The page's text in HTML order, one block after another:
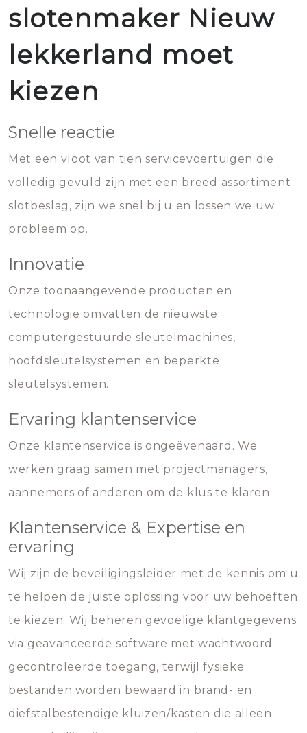
slotenmaker Nieuw
lekkerland moet
kiezen
Snelle reactie
Met een vloot van tien servicevoertuigen die
volledig gevuld zijn met een breed assortiment
slotbeslag, zijn we snel bij u en lossen we uw
probleem op.
Innovatie
Onze toonaangevende producten en
technologie omvatten de nieuwste
computergestuurde sleutelmachines,
hoofdsleutelsystemen en beperkte
sleutelsystemen.
Ervaring klantenservice
Onze klantenservice is ongeëvenaard. We
werken graag samen met projectmanagers,
aannemers of anderen om de klus te klaren.
Klantenservice & Expertise en
ervaring
Wij zijn de beveiligingsleider met de kennis om u
te helpen de juiste oplossing voor uw behoeften
te kiezen. Wij beheren gevoelige klantgegevens
via geavanceerde software met wachtwoord
gecontroleerde toegang, terwijl fysieke
bestanden worden bewaard in brand- en
diefstalbestendige kluizen/kasten die alleen